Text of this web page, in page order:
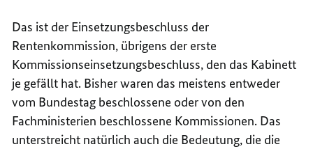
Das ist der Einsetzungsbeschluss der
Rentenkommission, übrigens der erste
Kommissionseinsetzungsbeschluss, den das Kabinett
je gefällt hat. Bisher waren das meistens entweder
vom Bundestag beschlossene oder von den
Fachministerien beschlossene Kommissionen. Das
unterstreicht natürlich auch die Bedeutung, die die